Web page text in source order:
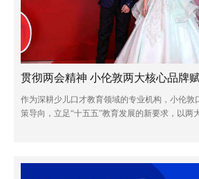
作为深耕少儿口才教育领域的专业机构，小伦敦
策导向，立足“十五五”教育发展的新要求，以两
少儿口才和小伦敦蓝话筒少儿口才）为抓手，